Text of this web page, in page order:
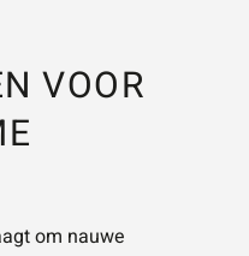
VOOR
om nauwe